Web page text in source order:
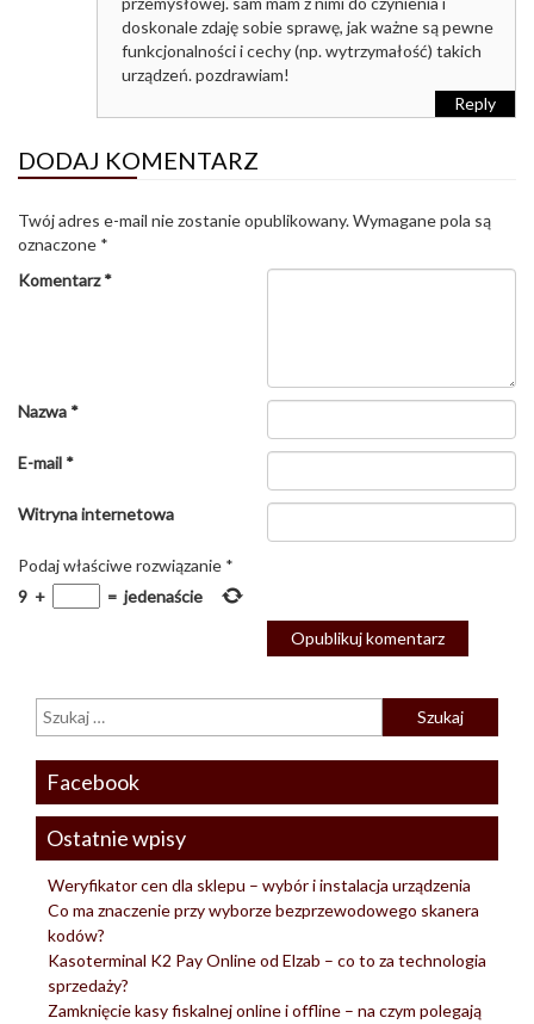
doskonale zdaję sobie sprawę, jak ważne są pewne
funkcjonalności i cechy (np. wytrzymałość) takich
urządzeń. pozdrawiam!
Reply
DODAJ KOMENTARZ
Twój adres e-mail nie zostanie opublikowany.Wymagane pola są
oznaczone *
Komentarz*
Nazwa *
E-mail *
Witryna internetowa
Podaj właściwe rozwiązanie *
9 + = jedenaście
Facebook
Ostatnie wpisy
Weryfikator cen dla sklepu – wybór i instalacja urządzenia
Co ma znaczenie przy wyborze bezprzewodowego skanera
kodów?
Kasoterminal K2 Pay Online od Elzab – co to za technologia
sprzedaży?
Zamknięcie kasy fiskalnej online i offline – na czym polegają